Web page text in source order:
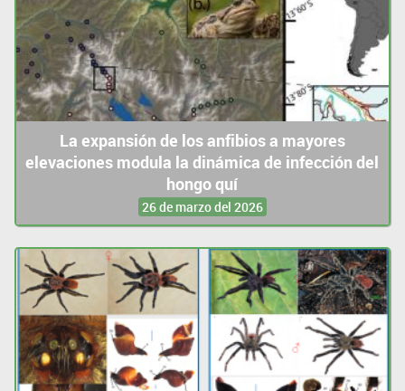
La expansión de los anfibios a mayores
elevaciones modula la dinámica de infección del
hongo quí
26 de marzo del 2026